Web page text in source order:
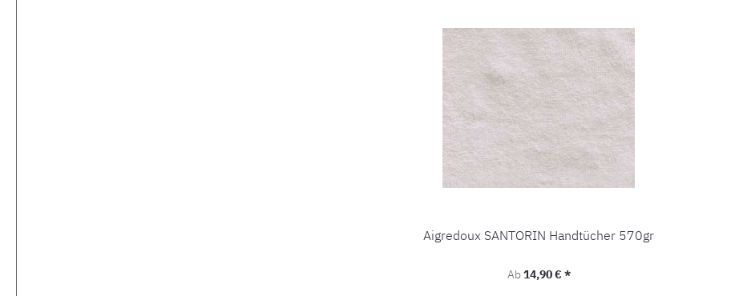
Aigredoux SANTORIN Handtücher 570gr
Regulärer Preis:
Ab14,90 € *